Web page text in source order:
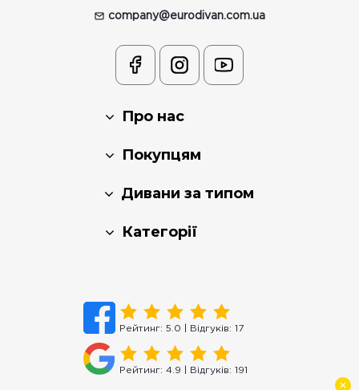
company@eurodivan.com.ua
Про нас
Покупцям
Дивани за типом
Категорії
Рейтинг: 5.0 | Відгуків: 17
Рейтинг: 4.9 | Відгуків: 191